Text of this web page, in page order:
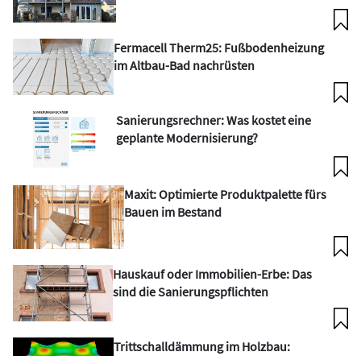
Fermacell Therm25: Fußbodenheizung
im Altbau-Bad nachrüsten
Sanierungsrechner: Was kostet eine
geplante Modernisierung?
Maxit: Optimierte Produktpalette fürs
Bauen im Bestand
Hauskauf oder Immobilien-Erbe: Das
sind die Sanierungspflichten
Trittschalldämmung im Holzbau: